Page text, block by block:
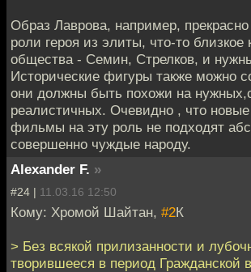
Образ Лаврова, например,
роли героя из элиты, что-то близкое
общества - Семин, Стрелков, и
Исторические фигуры также можно
они должны быть похожи на
реалистичных. Очевидно , что
фильмы на эту роль не подходят
совершенно чуждые народу.
Alexander F. »
#24 | 11.03.16 12:50
Кому: Хромой Шайтан, #2К
> Без всякой прилизанности и
творившееся в период Гражданской